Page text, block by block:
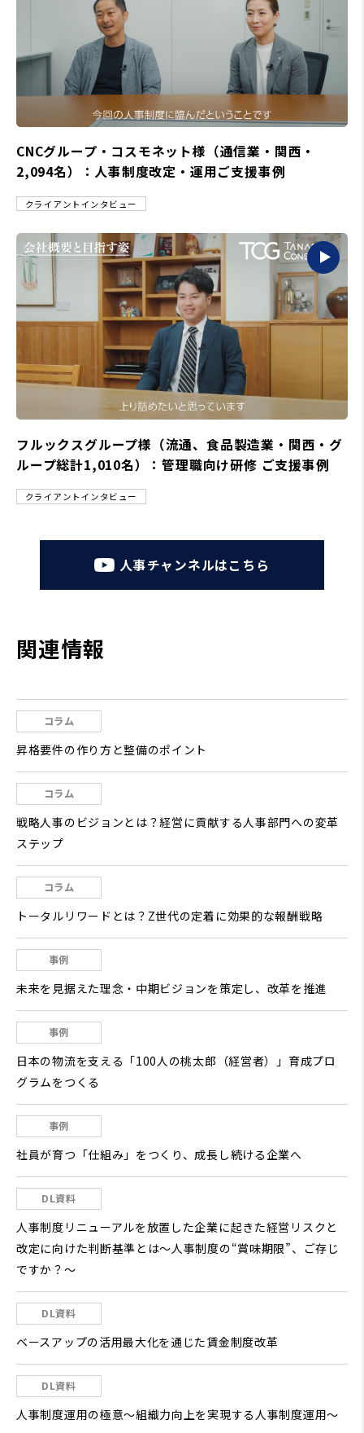
CNCグループ・コスモネット様（通信業・関西・
2,094名）：人事制度改定・運用ご支援事例
クライアントインタビュー
フルックスグループ様（流通、食品製造業・関西・グ
ループ総計1,010名）：管理職向け研修 ご支援事例
クライアントインタビュー
人事チャンネルはこちら
関連情報
コラム
昇格要件の作り方と整備のポイント
コラム
戦略人事のビジョンとは？経営に貢献する人事部門への変革
ステップ
コラム
トータルリワードとは？Z世代の定着に効果的な報酬戦略
事例
未来を見据えた理念・中期ビジョンを策定し、改革を推進
事例
日本の物流を支える「100人の桃太郎（経営者）」育成プロ
グラムをつくる
事例
社員が育つ「仕組み」をつくり、成長し続ける企業へ
DL資料
人事制度リニューアルを放置した企業に起きた経営リスクと
改定に向けた判断基準とは～人事制度の“賞味期限”、ご存じ
ですか？～
DL資料
ベースアップの活用最大化を通じた賃金制度改革
DL資料
人事制度運用の極意～組織力向上を実現する人事制度運用～